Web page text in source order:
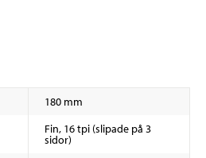
180 mm
Fin, 16 tpi (slipade på 3
sidor)